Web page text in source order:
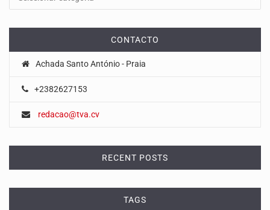
CONTACTO
Achada Santo António - Praia
+2382627153
redacao@tva.cv
RECENT POSTS
TAGS